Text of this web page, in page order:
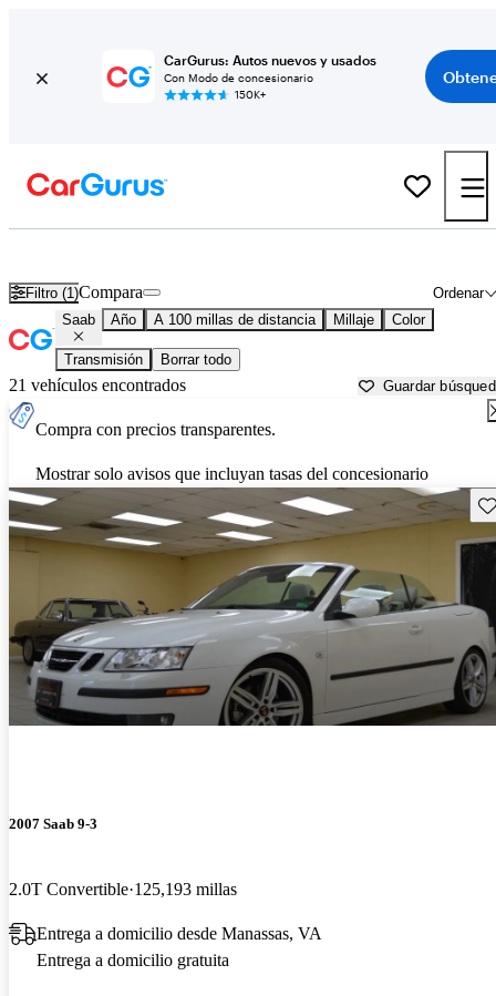
CarGurus: Autos nuevos y usados
Con Modo de concesionario
150K+
Filtro (1) Ordenar
Compara
Saab Año A 100 millas de distancia Millaje Color
Transmisión Borrar todo
21 vehículos encontrados Guardar
Compra con precios transparentes.
Mostrar solo avisos que incluyan tasas del concesionario
2007 Saab 9-3
2.0T Convertible 125,193 millas
Entrega a domicilio desde Manassas, VA
Entrega a domicilio gratuita